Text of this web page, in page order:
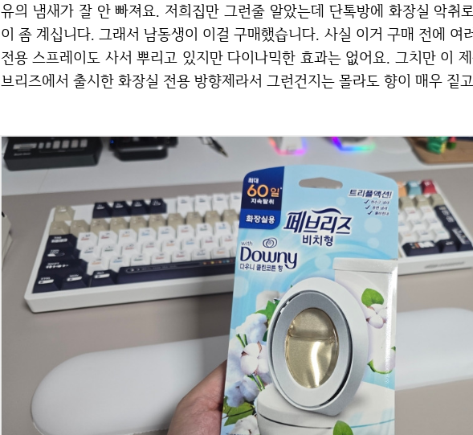
유의 냄새가 잘 안 빠져요. 저희집만 그런줄 알았는데 단톡방에 화장실 악취
이 좀 계십니다. 그래서 남동생이 이걸 구매했습니다. 사실 이거 구매 전에 여
전용 스프레이도 사서 뿌리고 있지만 다이나믹한 효과는 없어요. 그치만 이
브리즈에서 출시한 화장실 전용 방향제라서 그런건지는 몰라도 향이 매우 짙